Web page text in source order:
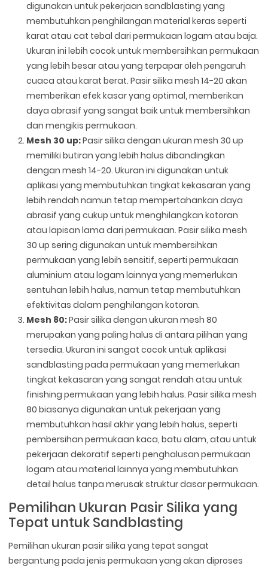
digunakan untuk pekerjaan sandblasting yang
membutuhkan penghilangan material keras seperti
karat atau cat tebal dari permukaan logam atau baja.
Ukuran ini lebih cocok untuk membersihkan permukaan
yang lebih besar atau yang terpapar oleh pengaruh
cuaca atau karat berat. Pasir silika mesh 14-20 akan
memberikan efek kasar yang optimal, memberikan
daya abrasif yang sangat baik untuk membersihkan
dan mengikis permukaan.
Mesh 30 up:Pasir silika dengan ukuran mesh 30 up
memiliki butiran yang lebih halus dibandingkan
dengan mesh 14-20. Ukuran ini digunakan untuk
aplikasi yang membutuhkan tingkat kekasaran yang
lebih rendah namun tetap mempertahankan daya
abrasif yang cukup untuk menghilangkan kotoran
atau lapisan lama dari permukaan. Pasir silika mesh
30 up sering digunakan untuk membersihkan
permukaan yang lebih sensitif, seperti permukaan
aluminium atau logam lainnya yang memerlukan
sentuhan lebih halus, namun tetap membutuhkan
efektivitas dalam penghilangan kotoran.
Mesh 80:Pasir silika dengan ukuran mesh 80
merupakan yang paling halus di antara pilihan yang
tersedia. Ukuran ini sangat cocok untuk aplikasi
sandblasting pada permukaan yang memerlukan
tingkat kekasaran yang sangat rendah atau untuk
finishing permukaan yang lebih halus. Pasir silika mesh
80 biasanya digunakan untuk pekerjaan yang
membutuhkan hasil akhir yang lebih halus, seperti
pembersihan permukaan kaca, batu alam, atau untuk
pekerjaan dekoratif seperti penghalusan permukaan
logam atau material lainnya yang membutuhkan
detail halus tanpa merusak struktur dasar permukaan.
Pemilihan Ukuran Pasir Silika yang
Tepat untuk Sandblasting
Pemilihan ukuran pasir silika yang tepat sangat
bergantung pada jenis permukaan yang akan diproses